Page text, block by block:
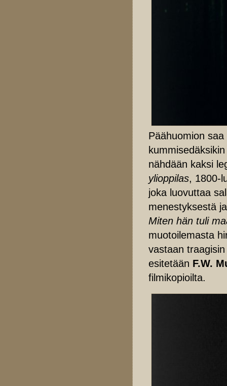
Päähuomion
nähdään kaksi
ylioppilas, 1800-
joka luovuttaa
menestyksestä
Miten hän tuli
muotoilemasta
vastaan
esitetään F.W.
filmikopioilta.